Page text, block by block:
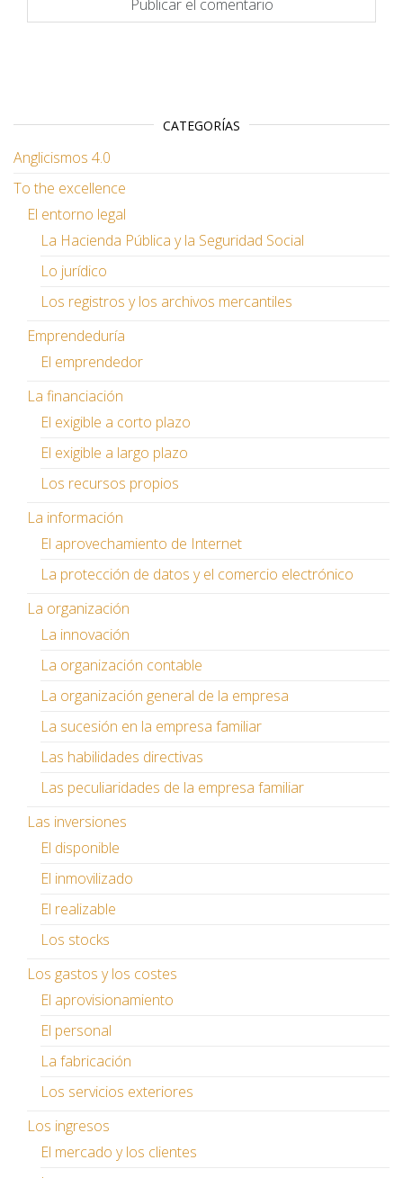
CATEGORÍAS
Anglicismos 4.0
To the excellence
El entorno legal
La Hacienda Pública y la Seguridad Social
Lo jurídico
Los registros y los archivos mercantiles
Emprendeduría
El emprendedor
La financiación
El exigible a corto plazo
El exigible a largo plazo
Los recursos propios
La información
El aprovechamiento de Internet
La protección de datos y el comercio electrónico
La organización
La innovación
La organización contable
La organización general de la empresa
La sucesión en la empresa familiar
Las habilidades directivas
Las peculiaridades de la empresa familiar
Las inversiones
El disponible
El inmovilizado
El realizable
Los stocks
Los gastos y los costes
El aprovisionamiento
El personal
La fabricación
Los servicios exteriores
Los ingresos
El mercado y los clientes